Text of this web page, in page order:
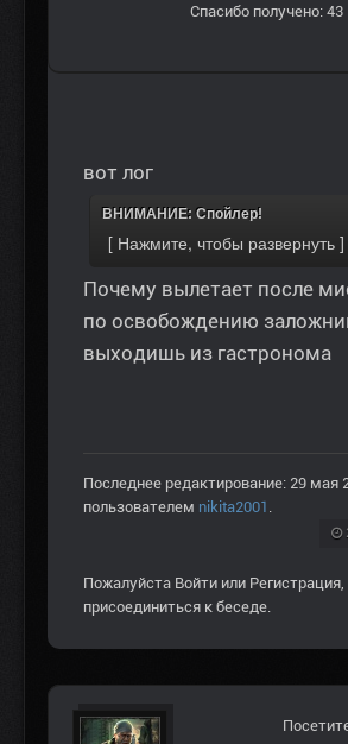
Спасибо получено: 43
вот лог
ВНИМАНИЕ: Спойлер!
Почему вылетает после
по освобождению
выходишь из гастронома
Последнее редактирование: 29 мая
пользователем nikita2001 .
Пожалуйста Войти или Регистрация,
присоединиться к беседе.